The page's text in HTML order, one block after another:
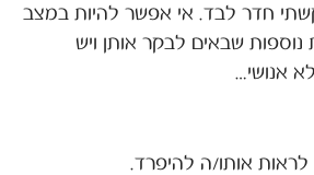
חדר לבד. אי אפשר להיות במצב
נוספות שבאים לבקר אותן ויש
אנושי…
אותו/ה להיפרד.